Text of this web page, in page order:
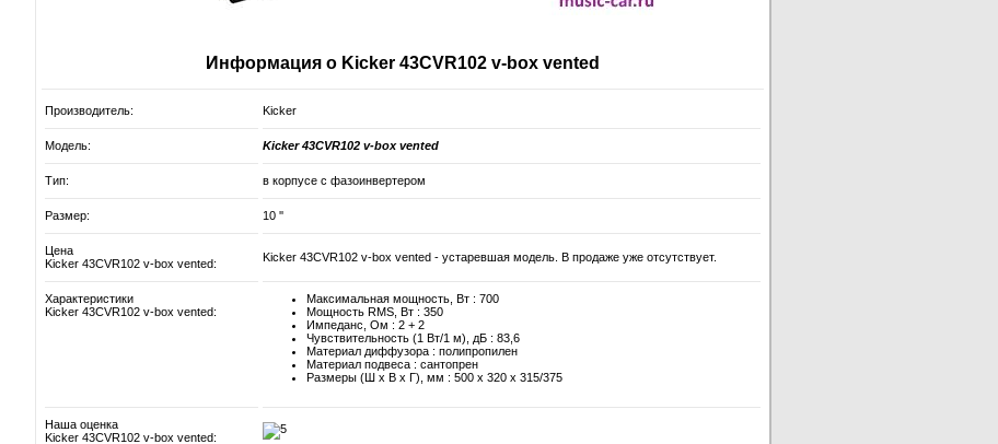
Информация о Kicker 43CVR102 v-box vented
Производитель: Kicker
Модель: Kicker 43CVR102 v-box vented
Тип: в корпусе с фазоинвертером
Размер: 10 ''
Цена
Kicker 43CVR102 v-box vented:
Kicker 43CVR102 v-box vented - устаревшая модель. В продаже уже отсутствует.
Характеристики
Kicker 43CVR102 v-box vented:
Максимальная мощность, Вт : 700
Мощность RMS, Вт : 350
Импеданс, Ом : 2 + 2
Чувствительность (1 Вт/1 м), дБ : 83,6
Материал диффузора : полипропилен
Материал подвеса : сантопрен
Размеры (Ш x В x Г), мм : 500 x 320 x 315/375
Наша оценка
Kicker 43CVR102 v-box vented: